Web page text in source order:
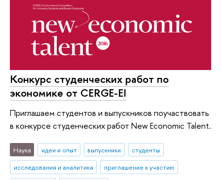
Конкурс студенческих работ по
экономике от CERGE-EI
Приглашаем студентов и выпускников поучаствовать
в конкурсе студенческих работ New Economic Talent.
Наука идеи и опыт выпускники
студенты
исследования и аналитика
приглашение к участию